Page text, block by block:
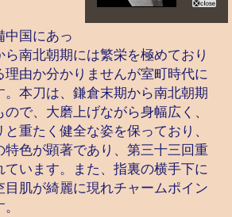
中国にあっ
南北朝期には繁栄を極めており
理由か分かりませんが室町時代に
。本刀は、鎌倉末期から南北朝期
で、大磨上げながら身幅広く、
重たく健全な姿を保っており、
特色が顕著であり、第三十三回重
ています。また、指裏の横手下に
目肌が綺麗に現れチャームポイン